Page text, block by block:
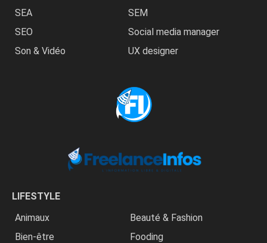
SEA
SEM
SEO
Social media manager
Son & Vidéo
UX designer
LIFESTYLE
Animaux
Beauté & Fashion
Bien-être
Fooding